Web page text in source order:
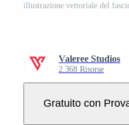
illustrazione vettoriale del
Valeree Studios
2.368 Risorse
Gratuito con